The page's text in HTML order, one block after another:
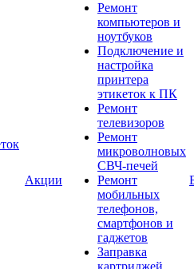
Акции
Ремонт
компьютеров и
ноутбуков
Подключение и
настройка
принтера
этикеток к ПК
Ремонт
телевизоров
Ремонт
микроволновых
СВЧ-печей
Ремонт
мобильных
телефонов,
смартфонов и
гаджетов
Заправка
картриджей